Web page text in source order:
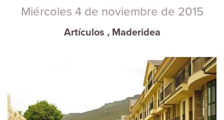
Miércoles 4 de noviembre de 2015
Artículos , Maderidea